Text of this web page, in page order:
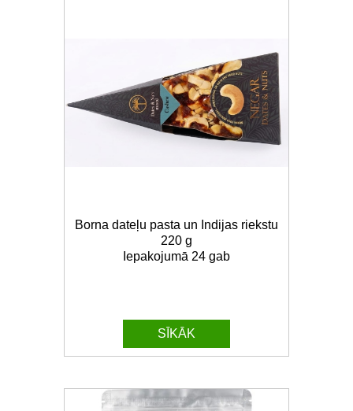
Borna dateļu pasta un Indijas riekstu
220 g
Iepakojumā 24 gab
SĪKĀK